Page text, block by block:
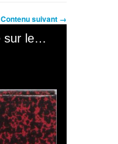
Contenu suivant →